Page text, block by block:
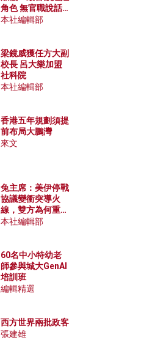
角色 無官職說話
包袱少
本社編輯部
梁鏡威獲任方大副
校長 呂大樂加盟
社科院
本社編輯部
香港五年規劃須提
前布局大鵬灣
來文
兔主席：美伊停戰
協議變衝突導火
線，雙方為何重啟
戰爭？伊朗一早洞
本社編輯部
60名中小特幼老
師參與城大GenAI
培訓班
編輯精選
西方世界兩批政客
張建雄